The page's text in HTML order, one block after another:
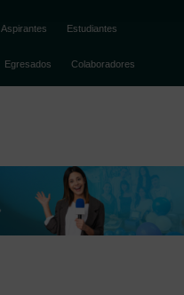
Aspirantes Estudiantes
Egresados Colaboradores